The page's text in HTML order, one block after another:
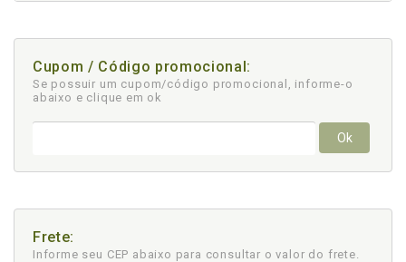
Cupom / Código promocional:
Se possuir um cupom/código promocional, informe-o
abaixo e clique em ok
Ok
Frete:
Informe seu CEP abaixo para consultar o valor do frete.